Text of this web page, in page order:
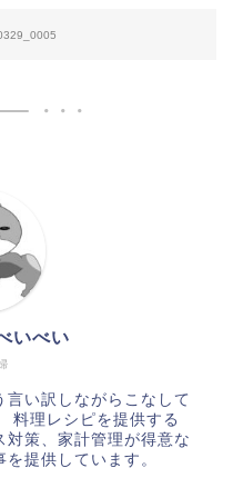
いべい
い訳しながらこなして
料理レシピを提供する
対策、家計管理が得意な
を提供しています。